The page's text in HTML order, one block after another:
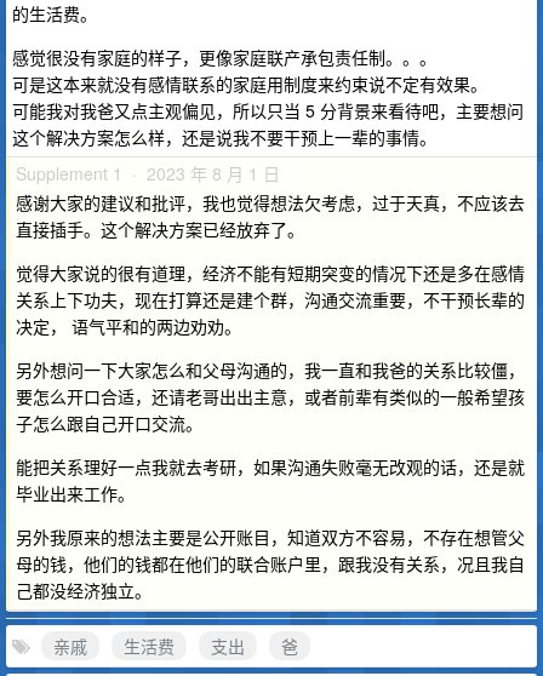
的生活费。
感觉很没有家庭的样子，更像家庭联产承包责任制。。。
可是这本来就没有感情联系的家庭用制度来约束说不定有效果。
可能我对我爸又点主观偏见，所以只当 5 分背景来看待吧，主要想问
这个解决方案怎么样，还是说我不要干预上一辈的事情。
Supplement 1 · 2023 年 8 月 1 日
感谢大家的建议和批评，我也觉得想法欠考虑，过于天真，不应该去
直接插手。这个解决方案已经放弃了。
觉得大家说的很有道理，经济不能有短期突变的情况下还是多在感情
关系上下功夫，现在打算还是建个群，沟通交流重要，不干预长辈的
决定， 语气平和的两边劝劝。
另外想问一下大家怎么和父母沟通的，我一直和我爸的关系比较僵，
要怎么开口合适，还请老哥出出主意，或者前辈有类似的一般希望孩
子怎么跟自己开口交流。
能把关系理好一点我就去考研，如果沟通失败毫无改观的话，还是就
毕业出来工作。
另外我原来的想法主要是公开账目，知道双方不容易，不存在想管父
母的钱，他们的钱都在他们的联合账户里，跟我没有关系，况且我自
己都没经济独立。
亲戚 生活费 支出
爸